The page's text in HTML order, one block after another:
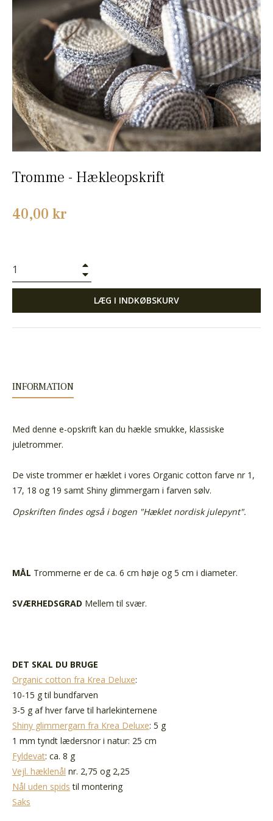
Tromme - Hækleopskrift
Normalpris
40,00 kr
LÆG I INDKØBSKURV
INFORMATION
Med denne e-opskrift kan du hækle smukke, klassiske
juletrommer.
De viste trommer er hæklet i vores Organic cotton farve nr 1,
17, 18 og 19 samt Shiny glimmergarn i farven sølv.
Opskriften findes også i bogen "Hæklet nordisk julepynt".
MÅL Trommerne er de ca. 6 cm høje og 5 cm i diameter.
SVÆRHEDSGRAD Mellem til svær.
DET SKAL DU BRUGE
Organic cotton fra Krea Deluxe:
10-15 g til bundfarven
3-5 g af hver farve til harlekinternene
Shiny glimmergarn fra Krea Deluxe: 5 g
1 mm tyndt lædersnor i natur: 25 cm
Fyldevat: ca. 8 g
Vejl. hæklenål nr. 2,75 og 2,25
Nål uden spids til montering
Saks